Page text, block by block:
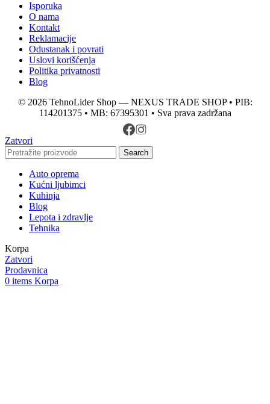
Isporuka
O nama
Kontakt
Reklamacije
Odustanak i povrati
Uslovi korišćenja
Politika privatnosti
Blog
© 2026 TehnoLider Shop — NEXUS TRADE SHOP • PIB:
114201375 • MB: 67395301 • Sva prava zadržana
Zatvori
Search
Auto oprema
Kućni ljubimci
Kuhinja
Blog
Lepota i zdravlje
Tehnika
Korpa
Zatvori
Prodavnica
0 items Korpa